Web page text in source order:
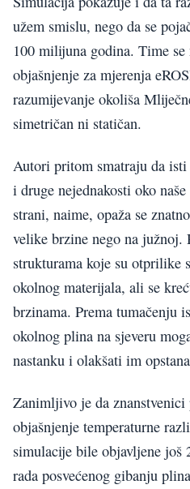
užem smislu, nego da se
100 milijuna godina. Time se
objašnjenje za mjerenja
razumijevanje okoliša
simetričan ni statičan.
Autori pritom smatraju da
i druge nejednakosti oko
strani, naime, opaža se
velike brzine nego na
strukturama koje su otprilike
okolnog materijala, ali se
brzinama. Prema tumačenju
okolnog plina na sjeveru
nastanku i olakšati im
Zanimljivo je da
objašnjenje temperaturne
simulacije bile objavljene još
rada posvećenog gibanju